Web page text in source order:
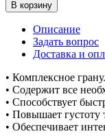
Описание
Задать вопрос
Доставка и
• Комплексное
• Содержит все
• Способствует
• Повышает густоту
• Обеспечивает